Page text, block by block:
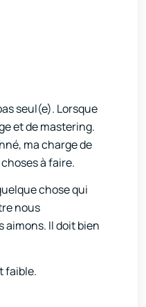
seul(e). Lorsque
et de mastering.
ma charge de
à faire.
chose qui
nous
aimons. Il doit bien
faible.